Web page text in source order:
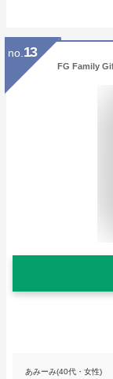
no. 13
あみーみ(40代・女性)